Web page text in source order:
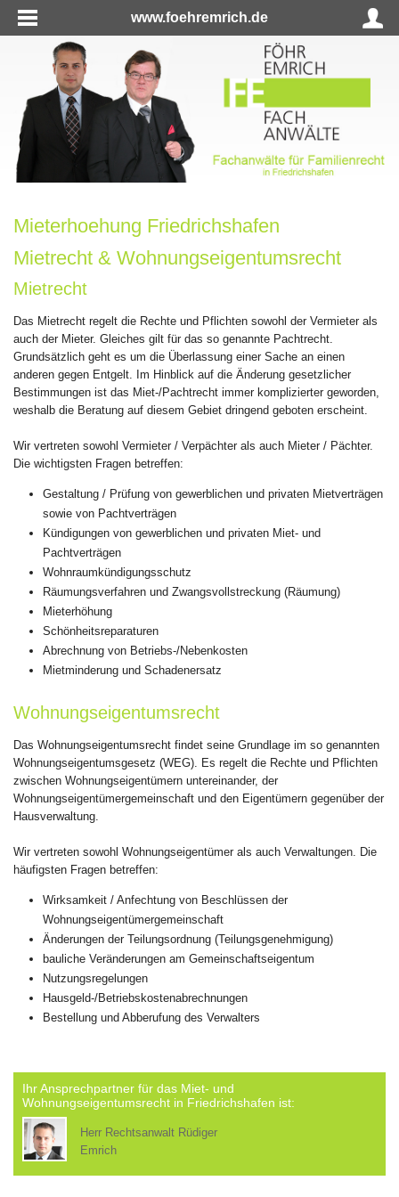
www.foehremrich.de
Mieterhoehung Friedrichshafen
Mietrecht & Wohnungseigentumsrecht
Mietrecht
Das Mietrecht regelt die Rechte und Pflichten sowohl der Vermieter als
auch der Mieter. Gleiches gilt für das so genannte Pachtrecht.
Grundsätzlich geht es um die Überlassung einer Sache an einen
anderen gegen Entgelt. Im Hinblick auf die Änderung gesetzlicher
Bestimmungen ist das Miet-/Pachtrecht immer komplizierter geworden,
weshalb die Beratung auf diesem Gebiet dringend geboten erscheint.
Wir vertreten sowohl Vermieter / Verpächter als auch Mieter / Pächter.
Die wichtigsten Fragen betreffen:
Gestaltung / Prüfung von gewerblichen und privaten Mietverträgen
sowie von Pachtverträgen
Kündigungen von gewerblichen und privaten Miet- und
Pachtverträgen
Wohnraumkündigungsschutz
Räumungsverfahren und Zwangsvollstreckung (Räumung)
Mieterhöhung
Schönheitsreparaturen
Abrechnung von Betriebs-/Nebenkosten
Mietminderung und Schadenersatz
Wohnungseigentumsrecht
Das Wohnungseigentumsrecht findet seine Grundlage im so genannten
Wohnungseigentumsgesetz (WEG). Es regelt die Rechte und Pflichten
zwischen Wohnungseigentümern untereinander, der
Wohnungseigentümergemeinschaft und den Eigentümern gegenüber der
Hausverwaltung.
Wir vertreten sowohl Wohnungseigentümer als auch Verwaltungen. Die
häufigsten Fragen betreffen:
Wirksamkeit / Anfechtung von Beschlüssen der
Wohnungseigentümergemeinschaft
Änderungen der Teilungsordnung (Teilungsgenehmigung)
bauliche Veränderungen am Gemeinschaftseigentum
Nutzungsregelungen
Hausgeld-/Betriebskostenabrechnungen
Bestellung und Abberufung des Verwalters
Ihr Ansprechpartner für das Miet- und
Wohnungseigentumsrecht in Friedrichshafen ist:
Herr Rechtsanwalt Rüdiger
Emrich